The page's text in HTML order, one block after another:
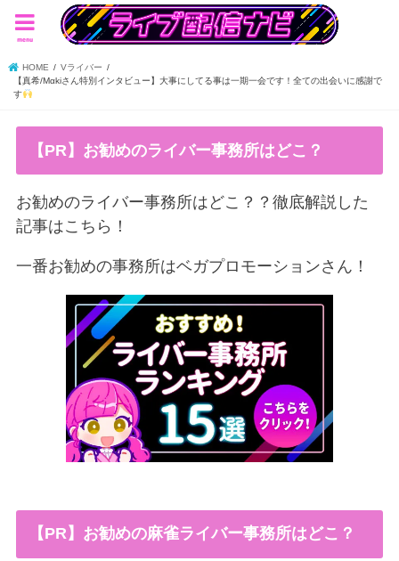
menu
HOME
Vライバー
【真希/Mαkiさん特別インタビュー】大事にしてる事は一期一会です！全ての出会いに感謝で
す
【PR】お勧めのライバー事務所はどこ？
お勧めのライバー事務所はどこ？？徹底解説した
記事はこちら！
一番お勧めの事務所はベガプロモーションさん！
【PR】お勧めの麻雀ライバー事務所はどこ？